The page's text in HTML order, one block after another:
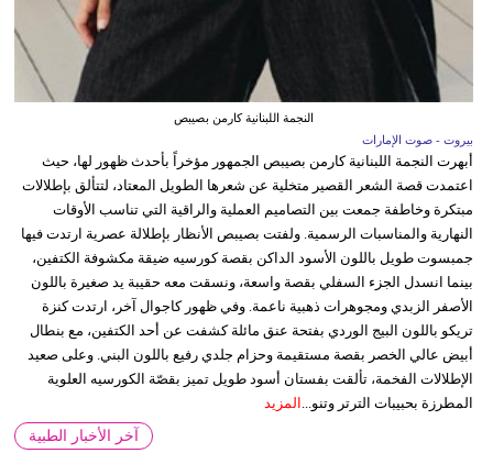
النجمة اللبنانية كارمن بصيبص
بيروت - صوت الإمارات
أبهرت النجمة اللبنانية كارمن بصيبص الجمهور مؤخراً بأحدث ظهور لها، حيث
اعتمدت قصة الشعر القصير متخلية عن شعرها الطويل المعتاد، لتتألق بإطلالات
مبتكرة وخاطفة جمعت بين التصاميم العملية والراقية التي تناسب الأوقات
النهارية والمناسبات الرسمية. ولفتت بصيبص الأنظار بإطلالة عصرية ارتدت فيها
جمبسوت طويل باللون الأسود الداكن بقصة كورسيه ضيقة مكشوفة الكتفين،
بينما انسدل الجزء السفلي بقصة واسعة، ونسقت معه حقيبة يد صغيرة باللون
الأصفر الزبدي ومجوهرات ذهبية ناعمة. وفي ظهور كاجوال آخر، ارتدت كنزة
تريكو باللون البيج الوردي بفتحة عنق مائلة كشفت عن أحد الكتفين، مع بنطال
أبيض عالي الخصر بقصة مستقيمة وحزام جلدي رفيع باللون البني. وعلى صعيد
الإطلالات الفخمة، تألقت بفستان أسود طويل تميز بقصّة الكورسيه العلوية
المطرزة بحبيبات الترتر وتنو... المزيد
آخر الأخبار الطبية